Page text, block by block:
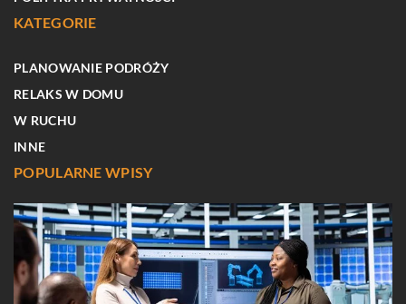
KATEGORIE
PLANOWANIE PODRÓŻY
RELAKS W DOMU
W RUCHU
INNE
POPULARNE WPISY